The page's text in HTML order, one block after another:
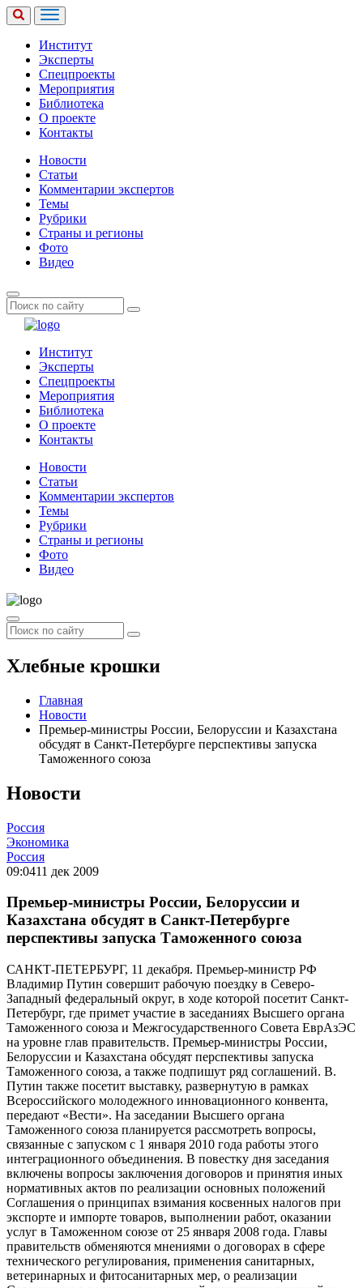
Институт
Эксперты
Спецпроекты
Мероприятия
Библиотека
О проекте
Контакты
Новости
Статьи
Комментарии экспертов
Темы
Рубрики
Страны и регионы
Фото
Видео
Институт
Эксперты
Спецпроекты
Мероприятия
Библиотека
О проекте
Контакты
Новости
Статьи
Комментарии экспертов
Темы
Рубрики
Страны и регионы
Фото
Видео
Хлебные крошки
Главная
Новости
Премьер-министры России, Белоруссии и Казахстана
обсудят в Санкт-Петербурге перспективы запуска
Таможенного союза
Новости
Россия
Экономика
Россия
09:0411 дек 2009
Премьер-министры России, Белоруссии и
Казахстана обсудят в Санкт-Петербурге
перспективы запуска Таможенного союза
САНКТ-ПЕТЕРБУРГ, 11 декабря. Премьер-министр РФ
Владимир Путин совершит рабочую поездку в Северо-
Западный федеральный округ, в ходе которой посетит Санкт-
Петербург, где примет участие в заседаниях Высшего органа
Таможенного союза и Межгосударственного Совета ЕврАзЭС
на уровне глав правительств. Премьер-министры России,
Белоруссии и Казахстана обсудят перспективы запуска
Таможенного союза, а также подпишут ряд соглашений. В.
Путин также посетит выставку, развернутую в рамках
Всероссийского молодежного инновационного конвента,
передают «Вести». На заседании Высшего органа
Таможенного союза планируется рассмотреть вопросы,
связанные с запуском с 1 января 2010 года работы этого
интеграционного объединения. В повестку дня заседания
включены вопросы заключения договоров и принятия иных
нормативных актов по реализации основных положений
Соглашения о принципах взимания косвенных налогов при
экспорте и импорте товаров, выполнении работ, оказании
услуг в Таможенном союзе от 25 января 2008 года. Главы
правительств обменяются мнениями о договорах в сфере
технического регулирования, применения санитарных,
ветеринарных и фитосанитарных мер, о реализации